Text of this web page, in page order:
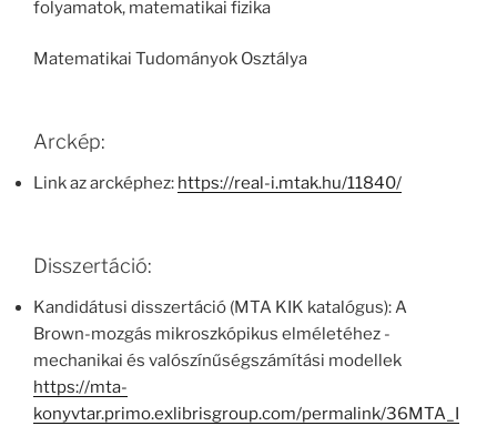
folyamatok, matematikai fizika
Matematikai Tudományok Osztálya
Arckép:
Link az arcképhez: https://real-i.mtak.hu/11840/
Disszertáció:
Kandidátusi disszertáció (MTA KIK katalógus): A
Brown-mozgás mikroszkópikus elméletéhez -
mechanikai és valószínűségszámítási modellek
https://mta-
konyvtar.primo.exlibrisgroup.com/permalink/36MTA_I